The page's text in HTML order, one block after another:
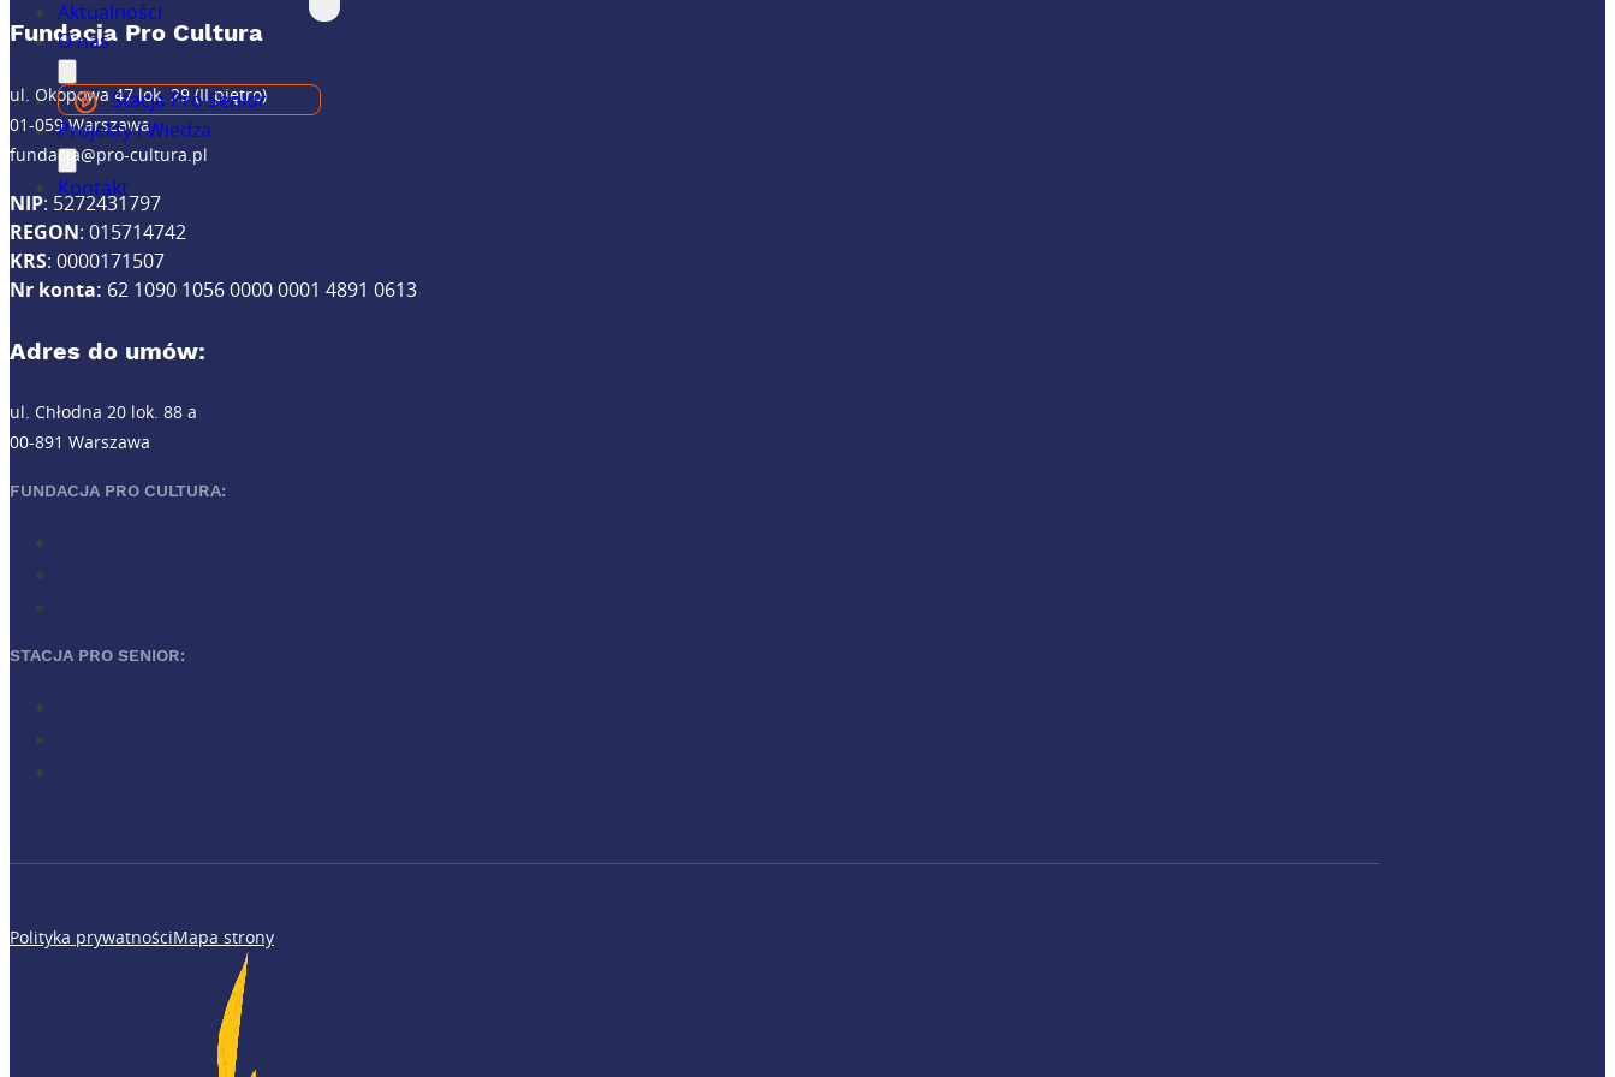
Aktualności
O nas
Stacja Pro Senior
Projekty i Wiedza
Kontakt
Fundacja Pro Cultura
ul. Okopowa 47 lok. 29 (II piętro)
01-059 Warszawa
fundacja@pro-cultura.pl
NIP: 5272431797
REGON: 015714742
KRS: 0000171507
Nr konta: 62 1090 1056 0000 0001 4891 0613
Adres do umów:
ul. Chłodna 20 lok. 88 a
00-891 Warszawa
FUNDACJA PRO CULTURA:
STACJA PRO SENIOR:
Polityka prywatnościMapa strony